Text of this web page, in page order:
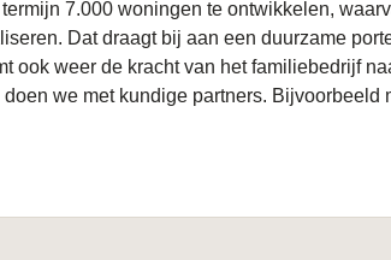
7.000 woningen te ontwikkelen,
Dat draagt bij aan een duurzame
ook weer de kracht van het familiebedrijf
we met kundige partners.